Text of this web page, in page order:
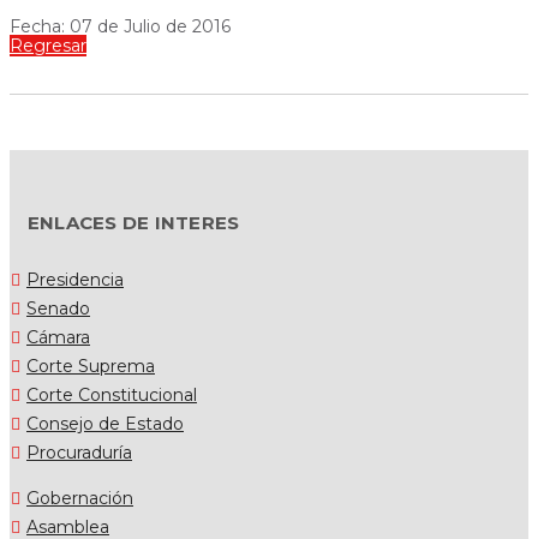
Fecha: 07 de Julio de 2016
Regresar
ENLACES DE INTERES
Presidencia
Senado
Cámara
Corte Suprema
Corte Constitucional
Consejo de Estado
Procuraduría
Gobernación
Asamblea